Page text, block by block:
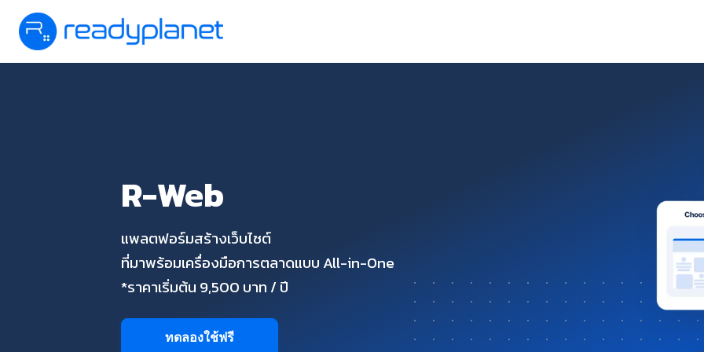
R-Web
แพลตฟอร์มสร้างเว็บไซต์
ที่มาพร้อมเครื่องมือการตลาดแบบ All-in-One
*ราคาเริ่มต้น 9,500 บาท / ปี
ทดลองใช้ฟรี